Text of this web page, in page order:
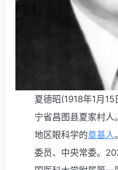
夏德昭(1918年1月
宁省昌图县夏家村
地区眼科学的奠基人
委员、中央常委。